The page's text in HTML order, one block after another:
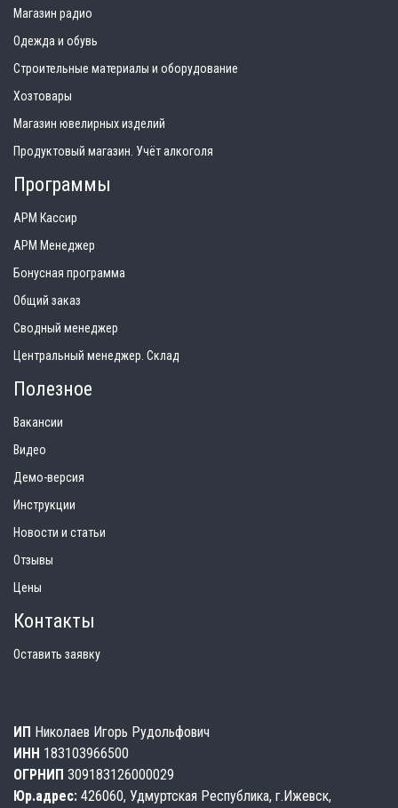
Магазин радио
Одежда и обувь
Строительные материалы и оборудование
Хозтовары
Магазин ювелирных изделий
Продуктовый магазин. Учёт алкоголя
Программы
АРМ Кассир
АРМ Менеджер
Бонусная программа
Общий заказ
Сводный менеджер
Центральный менеджер. Склад
Полезное
Вакансии
Видео
Демо-версия
Инструкции
Новости и статьи
Отзывы
Цены
Контакты
Оставить заявку
ИП Николаев Игорь Рудольфович
ИНН 183103966500
ОГРНИП 309183126000029
Юр.адрес: 426060, Удмуртская Республика, г.Ижевск,